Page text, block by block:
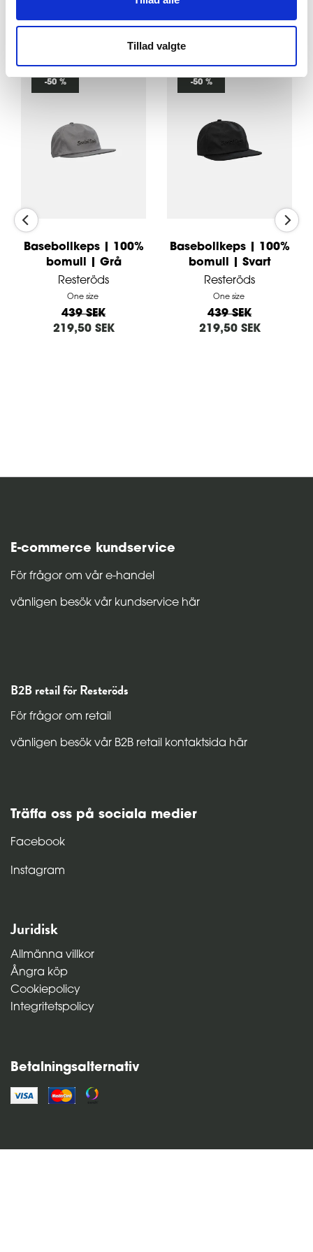
Tillad valgte
Shoppa allt
-50 %
Basebollkeps | 100%
bomull | Grå
Resteröds
One size
439 SEK
219,50 SEK
-50 %
Basebollkeps | 100%
bomull | Svart
Resteröds
One size
439 SEK
219,50 SEK
E-commerce kundservice
För frågor om vår e-handel
vänligen besök vår kundservice här
B2B retail för Resteröds
För frågor om retail
vänligen besök vår B2B retail kontaktsida här
Träffa oss på sociala medier
Facebook
Instagram
Juridisk
Allmänna villkor
Ångra köp
Cookiepolicy
Integritetspolicy
Betalningsalternativ